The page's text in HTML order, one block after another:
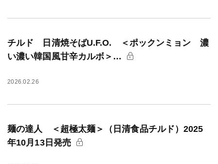
チルド 日清焼そばU.F.O. ＜ポックンミョン 濃
い濃い韓国風甘辛カルボ＞…
2026.02.26
麺の達人 ＜超極太麺＞（日清食品チルド）2025
年10月13日発売